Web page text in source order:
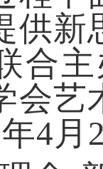
供新
合
会艺
4